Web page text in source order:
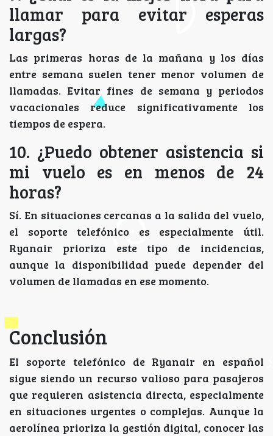
llamar para evitar esperas
largas?
Las primeras horas de la mañana y los días
entre semana suelen tener menor volumen de
llamadas. Evitar fines de semana y periodos
vacacionales reduce significativamente los
tiempos de espera.
10. ¿Puedo obtener asistencia si
mi vuelo es en menos de 24
horas?
Sí. En situaciones cercanas a la salida del vuelo,
el soporte telefónico es especialmente útil.
Ryanair prioriza este tipo de incidencias,
aunque la disponibilidad puede depender del
volumen de llamadas en ese momento.
Conclusión
El soporte telefónico de Ryanair en español
sigue siendo un recurso valioso para pasajeros
que requieren asistencia directa, especialmente
en situaciones urgentes o complejas. Aunque la
aerolínea prioriza la gestión digital, conocer las